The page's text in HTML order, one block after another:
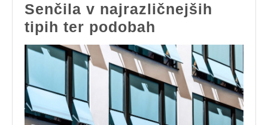
Senčila v najrazličnejših
tipih ter podobah
v
najrazličnejših
tipih
ter
podobah